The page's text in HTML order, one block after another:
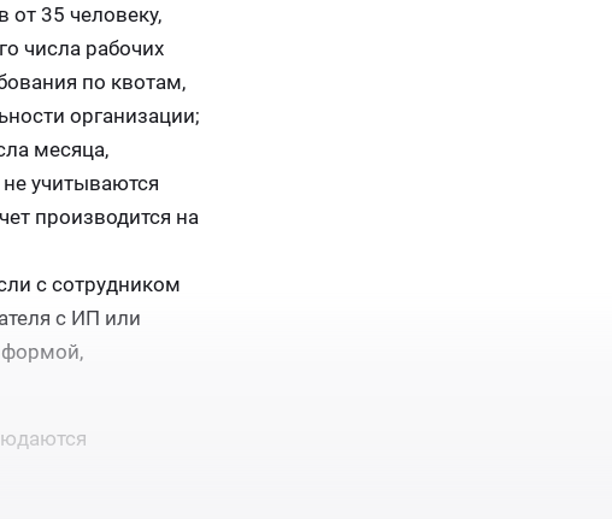
от 35 человеку,
числа рабочих
по квотам,
организации;
месяца,
учитываются
производится на
с сотрудником
с ИП или
формой,